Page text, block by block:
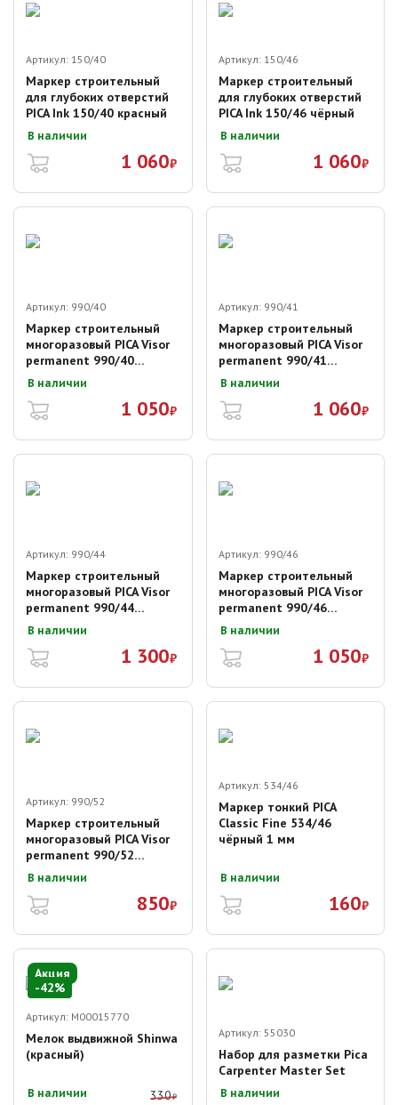
Артикул: 150/40
Маркер строительный
для глубоких отверстий
PICA Ink 150/40 красный
В наличии
1 060₽
Артикул: 150/46
Маркер строительный
для глубоких отверстий
PICA Ink 150/46 чёрный
В наличии
1 060₽
Артикул: 990/40
Маркер строительный
многоразовый PICA Visor
permanent 990/40
(красный)
В наличии
1 050₽
Артикул: 990/41
Маркер строительный
многоразовый PICA Visor
permanent 990/41
(синий)
В наличии
1 060₽
Артикул: 990/44
Маркер строительный
многоразовый PICA Visor
permanent 990/44
(жёлтый)
В наличии
1 300₽
Артикул: 990/46
Маркер строительный
многоразовый PICA Visor
permanent 990/46
(чёрный)
В наличии
1 050₽
Артикул: 990/52
Маркер строительный
многоразовый PICA Visor
permanent 990/52
(белый)
В наличии
850₽
Артикул: 534/46
Маркер тонкий PICA
Classic Fine 534/46
чёрный 1 мм
В наличии
160₽
Артикул: M00015770
Мелок выдвижной Shinwa
(красный)
В наличии
Акция
-42%
330₽
Артикул: 55030
Набор для разметки Pica
Carpenter Master Set
В наличии